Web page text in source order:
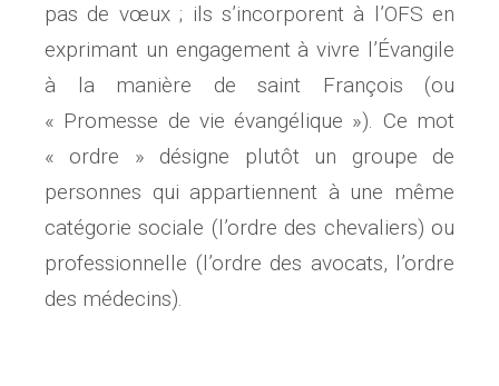
pas de vœux ; ils s’incorporent à l’OFS en
exprimant un engagement à vivre l’Évangile
à la manière de saint François (ou
« Promesse de vie évangélique »). Ce mot
« ordre » désigne plutôt un groupe de
personnes qui appartiennent à une même
catégorie sociale (l’ordre des chevaliers) ou
professionnelle (l’ordre des avocats, l’ordre
des médecins).